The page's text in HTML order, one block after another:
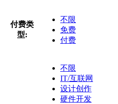
付费类
型:
不限
免费
付费
不限
IT/互联网
设计创作
硬件开发